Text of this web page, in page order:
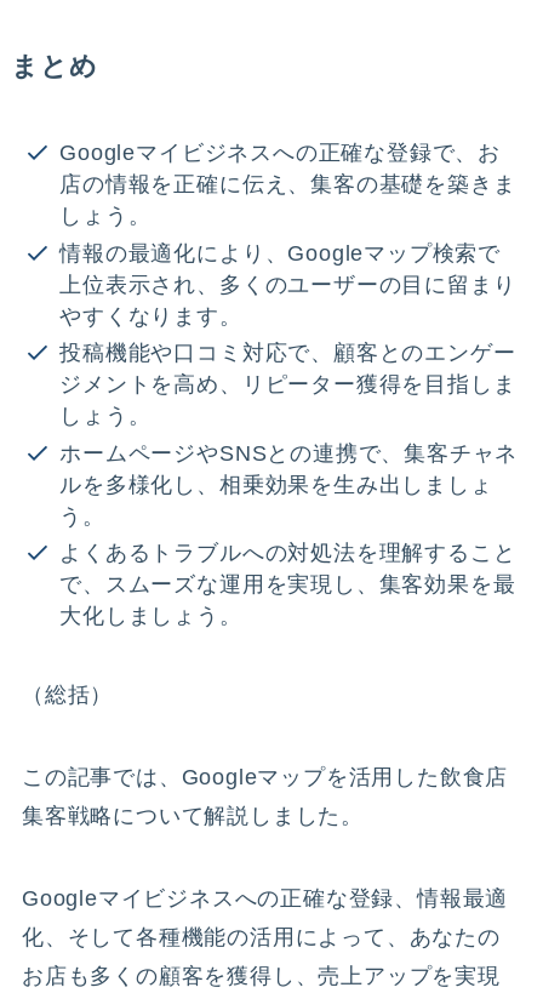
まとめ
Googleマイビジネスへの正確な登録で、お
店の情報を正確に伝え、集客の基礎を築きま
しょう。
情報の最適化により、Googleマップ検索で
上位表示され、多くのユーザーの目に留まり
やすくなります。
投稿機能や口コミ対応で、顧客とのエンゲー
ジメントを高め、リピーター獲得を目指しま
しょう。
ホームページやSNSとの連携で、集客チャネ
ルを多様化し、相乗効果を生み出しましょ
う。
よくあるトラブルへの対処法を理解すること
で、スムーズな運用を実現し、集客効果を最
大化しましょう。
（総括）
この記事では、Googleマップを活用した飲食店
集客戦略について解説しました。
Googleマイビジネスへの正確な登録、情報最適
化、そして各種機能の活用によって、あなたの
お店も多くの顧客を獲得し、売上アップを実現